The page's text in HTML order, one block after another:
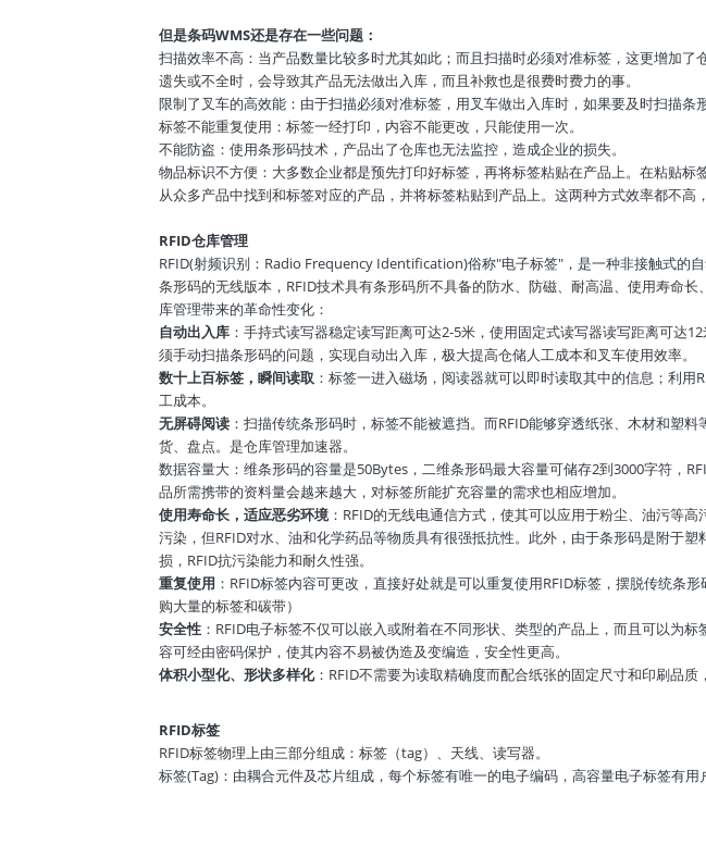
但是条码WMS还是存在一些问题：
扫描效率不高：当产品数量比较多时尤其如此；而且扫描时必须对准标签，这更增加
遗失或不全时，会导致其产品无法做出入库，而且补救也是很费时费力的事。
限制了叉车的高效能：由于扫描必须对准标签，用叉车做出入库时，如果要及时扫描
标签不能重复使用：标签一经打印，内容不能更改，只能使用一次。
不能防盗：使用条形码技术，产品出了仓库也无法监控，造成企业的损失。
物品标识不方便：大多数企业都是预先打印好标签，再将标签粘贴在产品上。在粘贴
从众多产品中找到和标签对应的产品，并将标签粘贴到产品上。这两种方式效率都不高
RFID仓库管理
RFID(射频识别：Radio Frequency Identification)俗称"电子标签"，是一种非接触式的
条形码的无线版本，RFID技术具有条形码所不具备的防水、防磁、耐高温、使用寿命
库管理带来的革命性变化：
自动出入库：手持式读写器稳定读写距离可达2-5米，使用固定式读写器读写距离可达
须手动扫描条形码的问题，实现自动出入库，极大提高仓储人工成本和叉车使用效率。
数十上百标签，瞬间读取 ：标签一进入磁场，阅读器就可以即时读取其中的信息；利
工成本。
无屏碍阅读：扫描传统条形码时，标签不能被遮挡。而RFID能够穿透纸张、木材和塑
货、盘点。是仓库管理加速器。
数据容量大：维条形码的容量是50Bytes，二维条形码最大容量可储存2到3000字符，
品所需携带的资料量会越来越大，对标签所能扩充容量的需求也相应增加。
使用寿命长，适应恶劣环境：RFID的无线电通信方式，使其可以应用于粉尘、油污等
污染，但RFID对水、油和化学药品等物质具有很强抵抗性。此外，由于条形码是附于
损，RFID抗污染能力和耐久性强。
重复使用 ：RFID标签内容可更改，直接好处就是可以重复使用RFID标签，摆脱传统
购大量的标签和碳带）
安全性：RFID电子标签不仅可以嵌入或附着在不同形状、类型的产品上，而且可以为
容可经由密码保护，使其内容不易被伪造及变编造，安全性更高。
体积小型化、形状多样化：RFID不需要为读取精确度而配合纸张的固定尺寸和印刷品
RFID标签
RFID标签物理上由三部分组成：标签（tag）、天线、读写器。
标签(Tag)：由耦合元件及芯片组成，每个标签有唯一的电子编码，高容量电子标签有